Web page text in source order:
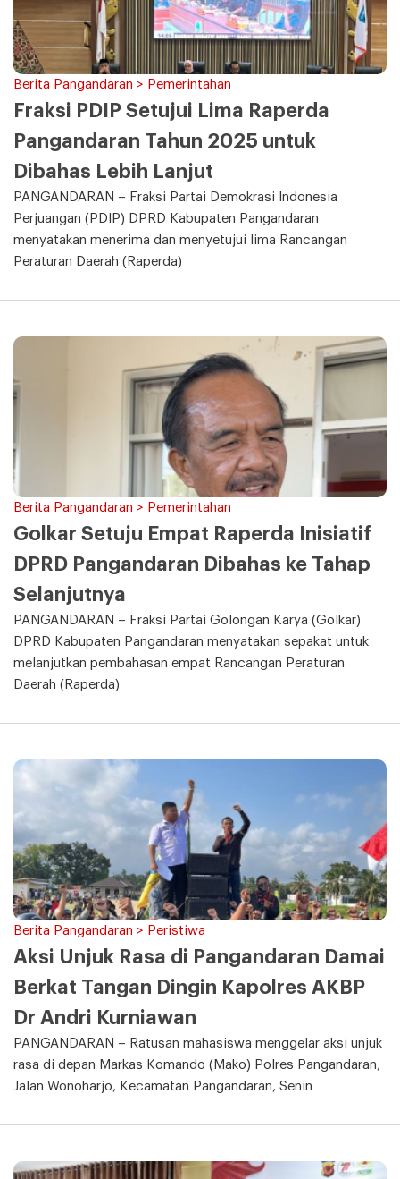
Berita Pangandaran > Pemerintahan
Fraksi PDIP Setujui Lima Raperda
Pangandaran Tahun 2025 untuk
Dibahas Lebih Lanjut
PANGANDARAN – Fraksi Partai Demokrasi Indonesia
Perjuangan (PDIP) DPRD Kabupaten Pangandaran
menyatakan menerima dan menyetujui lima Rancangan
Peraturan Daerah (Raperda)
Berita Pangandaran > Pemerintahan
Golkar Setuju Empat Raperda Inisiatif
DPRD Pangandaran Dibahas ke Tahap
Selanjutnya
PANGANDARAN – Fraksi Partai Golongan Karya (Golkar)
DPRD Kabupaten Pangandaran menyatakan sepakat untuk
melanjutkan pembahasan empat Rancangan Peraturan
Daerah (Raperda)
Berita Pangandaran > Peristiwa
Aksi Unjuk Rasa di Pangandaran Damai
Berkat Tangan Dingin Kapolres AKBP
Dr Andri Kurniawan
PANGANDARAN – Ratusan mahasiswa menggelar aksi unjuk
rasa di depan Markas Komando (Mako) Polres Pangandaran,
Jalan Wonoharjo, Kecamatan Pangandaran, Senin